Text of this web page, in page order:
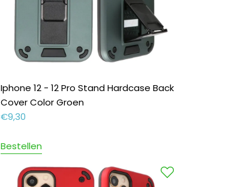
Iphone 12 - 12 Pro Stand Hardcase Back
Cover Color Groen
€9,30
Bestellen